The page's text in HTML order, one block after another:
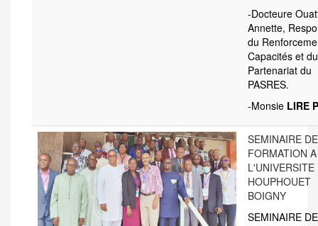
-Docteure
Annette,
du
Capacités et du
Partenariat du
PASRES.
-Monsie LIRE
SEMINAIRE DE
FORMATION A
L'UNIVERSITE
HOUPHOUET
BOIGNY
SEMINAIRE DE